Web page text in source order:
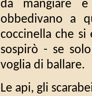
da mangiare
obbedivano a
coccinella che si
sospirò - se
voglia di ballare.
Le api, gli